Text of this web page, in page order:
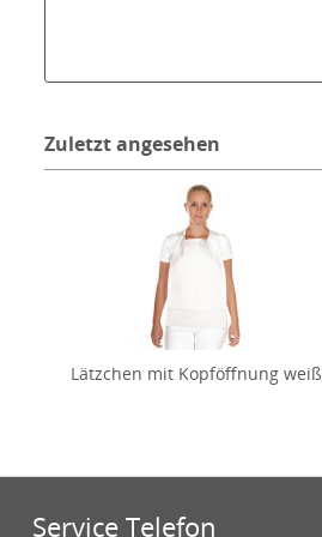
Zuletzt angesehen
Lätzchen mit Kopföffnung weiß
Service Telefon